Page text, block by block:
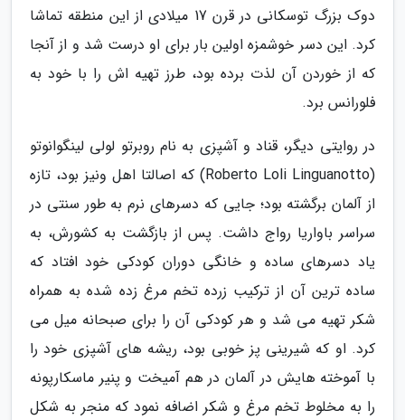
دوک بزرگ توسکانی در قرن 17 میلادی از این منطقه تماشا
کرد. این دسر خوشمزه اولین بار برای او درست شد و از آنجا
که از خوردن آن لذت برده بود، طرز تهیه اش را با خود به
فلورانس برد.
در روایتی دیگر، قناد و آشپزی به نام روبرتو لولی لینگوانوتو
(Roberto Loli Linguanotto) که اصالتا اهل ونیز بود، تازه
از آلمان برگشته بود؛ جایی که دسرهای نرم به طور سنتی در
سراسر باواریا رواج داشت. پس از بازگشت به کشورش، به
یاد دسرهای ساده و خانگی دوران کودکی خود افتاد که
ساده ترین آن از ترکیب زرده تخم مرغ زده شده به همراه
شکر تهیه می شد و هر کودکی آن را برای صبحانه میل می
کرد. او که شیرینی پز خوبی بود، ریشه های آشپزی خود را
با آموخته هایش در آلمان در هم آمیخت و پنیر ماسکارپونه
را به مخلوط تخم مرغ و شکر اضافه نمود که منجر به شکل